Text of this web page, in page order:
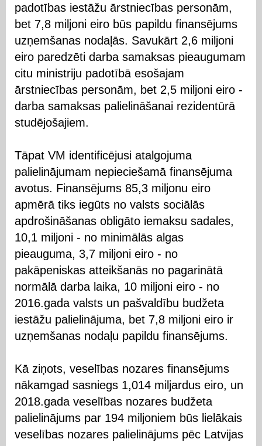
padotības iestāžu ārstniecības personām,
bet 7,8 miljoni eiro būs papildu finansējums
uzņemšanas nodaļās. Savukārt 2,6 miljoni
eiro paredzēti darba samaksas pieaugumam
citu ministriju padotībā esošajam
ārstniecības personām, bet 2,5 miljoni eiro -
darba samaksas palielināšanai rezidentūrā
studējošajiem.
Tāpat VM identificējusi atalgojuma
palielinājumam nepieciešamā finansējuma
avotus. Finansējums 85,3 miljonu eiro
apmērā tiks iegūts no valsts sociālās
apdrošināšanas obligāto iemaksu sadales,
10,1 miljoni - no minimālās algas
pieauguma, 3,7 miljoni eiro - no
pakāpeniskas atteikšanās no pagarinātā
normālā darba laika, 10 miljoni eiro - no
2016.gada valsts un pašvaldību budžeta
iestāžu palielinājuma, bet 7,8 miljoni eiro ir
uzņemšanas nodaļu papildu finansējums.
Kā ziņots, veselības nozares finansējums
nākamgad sasniegs 1,014 miljardus eiro, un
2018.gada veselības nozares budžeta
palielinājums par 194 miljoniem būs lielākais
veselības nozares palielinājums pēc Latvijas